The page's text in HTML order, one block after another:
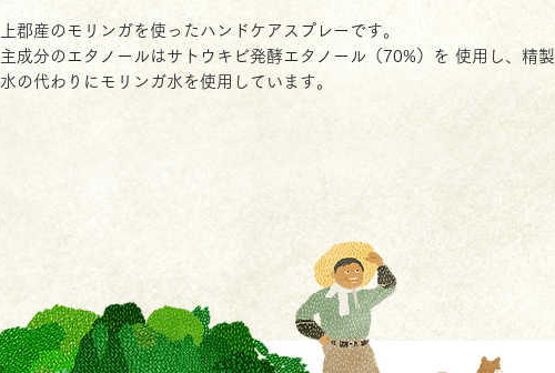
上郡産のモリンガを使ったハンドケアスプレーです。
主成分のエタノールはサトウキビ発酵エタノール（70%）を 使用し、精製
水の代わりにモリンガ水を使用しています。